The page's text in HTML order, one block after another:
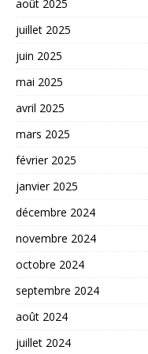
août 2025
juillet 2025
juin 2025
mai 2025
avril 2025
mars 2025
février 2025
janvier 2025
décembre 2024
novembre 2024
octobre 2024
septembre 2024
août 2024
juillet 2024